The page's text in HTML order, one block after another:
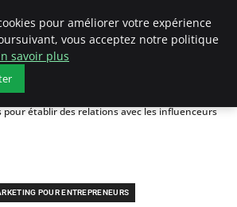
entrepreneurs
pour établir des relations avec les influenceurs
POUR ENTREPRENEURS
pour améliorer votre expérience
vous acceptez notre politique
savoir plus